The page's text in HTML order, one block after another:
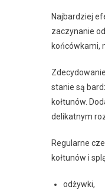
Najbardziej
zaczynanie
końcówkami,
stanie są
kołtunów.
delikatnym
Regularne
kołtunów i
odżywki,